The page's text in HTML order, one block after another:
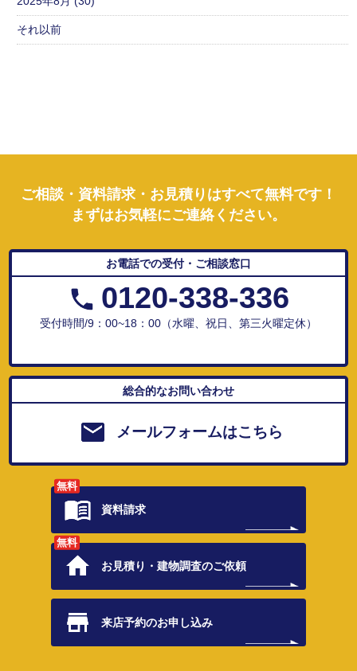
それ以前
ご相談・資料請求・お見積りはすべて無料です！
まずはお気軽にご連絡ください。
お電話での受付・ご相談窓口
0120-338-336
受付時間/9：00~18：00（水曜、祝日、第三火曜定休）
総合的なお問い合わせ
メールフォームはこちら
無料
資料請求
無料
お見積り・建物調査のご依頼
来店予約のお申し込み